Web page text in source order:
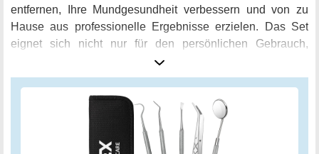
entfernen, Ihre Mundgesundheit verbessern und von zu
Hause aus professionelle Ergebnisse erzielen. Das Set
eignet sich nicht nur für den persönlichen Gebrauch,
sondern auch für die Haustier-Mundhygiene.
Hundebesitzer und Katzenliebhaber werden sich über die
Möglichkeit freuen, ihren Tieren eine optimale Zahnpflege
zu ermöglichen. Das Set wird in einer praktischen
Tragetasche geliefert, die es Ihnen ermöglicht, die
Werkzeuge sicher aufzubewahren und auf Reisen